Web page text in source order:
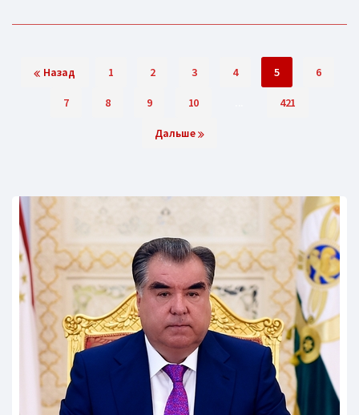
Назад 1 2 3 4 5 6
7 8 9 10 421
Дальше